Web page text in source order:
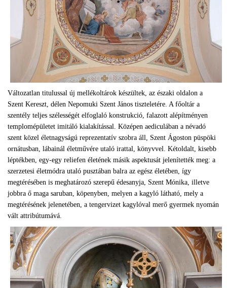
Változatlan titulussal új mellékoltárok készültek, az északi oldalon a
Szent Kereszt, délen Nepomuki Szent János tiszteletére. A főoltár a
szentély teljes szélességét elfoglaló konstrukció, falazott alépítményen
templomépületet imitáló kialakítással. Középen aediculában a névadó
szent közel életnagyságú reprezentatív szobra áll, Szent Ágoston püspöki
ornátusban, lábainál életművére utaló irattal, könyvvel. Kétoldalt, kisebb
léptékben, egy-egy reliefen életének másik aspektusát jelenítették meg: a
szerzetesi életmódra utaló pusztában balra az egész életében, így
megtérésében is meghatározó szerepű édesanyja, Szent Mónika, illetve
jobbra ő maga saruban, köpenyben, melyen a kagyló látható, mely a
megtérésének jelenetében, a tengervizet kagylóval merő gyermek nyomán
vált attribútumává.